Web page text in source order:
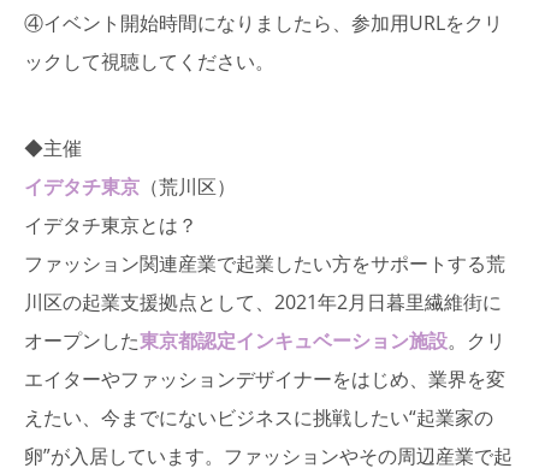
④イベント開始時間になりましたら、参加用URLをクリ
ックして視聴してください。
◆主催
イデタチ東京 （荒川区）
イデタチ東京とは？
ファッション関連産業で起業したい方をサポートする荒
川区の起業支援拠点として、2021年2月日暮里繊維街に
オープンした東京都認定インキュベーション施設。クリ
エイターやファッションデザイナーをはじめ、業界を変
えたい、今までにないビジネスに挑戦したい“起業家の
卵”が入居しています。ファッションやその周辺産業で起